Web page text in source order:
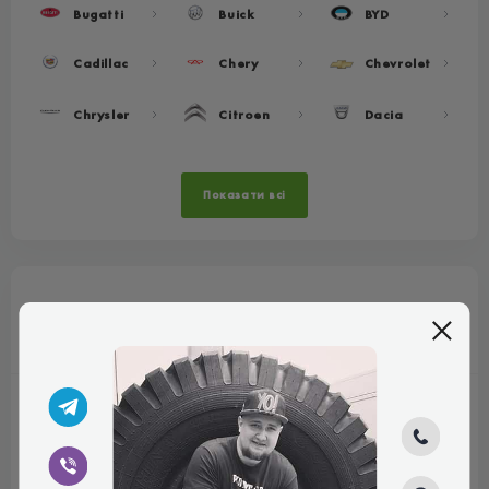
Bugatti Buick BYD
Cadillac Chery Chevrolet
Chrysler Citroen Dacia
Показати всі
R13
155/65 R13
R14
155/65 R14
R15
165/65 R15
175/80 R16